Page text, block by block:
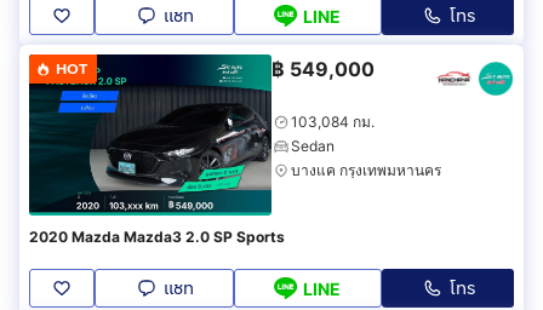
แชท LINE โทร
HOT ฿ 549,000
103,084 กม.
Sedan
บางแค กรุงเทพมหานคร
2020 Mazda Mazda3 2.0 SP Sports
แชท LINE โทร